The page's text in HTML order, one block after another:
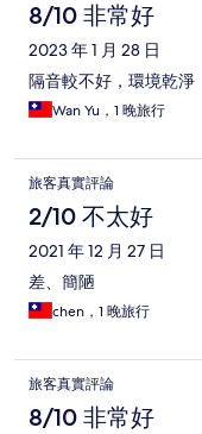
8/10 非常好
2023 年 1 月 28 日
隔音較不好，環境乾淨
Wan Yu，1 晚旅行
旅客真實評論
2/10 不太好
2021 年 12 月 27 日
差、簡陋
chen，1 晚旅行
旅客真實評論
8/10 非常好